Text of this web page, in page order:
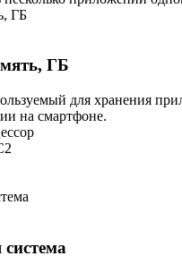
ГБ
ГБ
для хранения
на смартфоне.